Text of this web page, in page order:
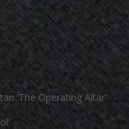
‘The Operating Altar’